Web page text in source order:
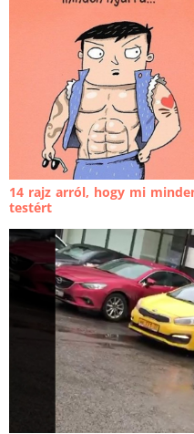
14 rajz arról, hogy mi
testért